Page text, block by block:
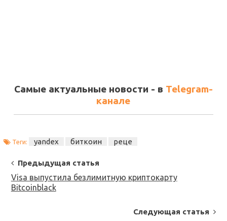
Самые актуальные новости - в Telegram-
канале
Теги: yandex биткоин реце
Post
Navigation
Предыдущая статья
Visa выпустила безлимитную криптокарту
Bitcoinblack
Следующая статья